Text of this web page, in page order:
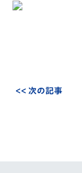
<< 次の記事